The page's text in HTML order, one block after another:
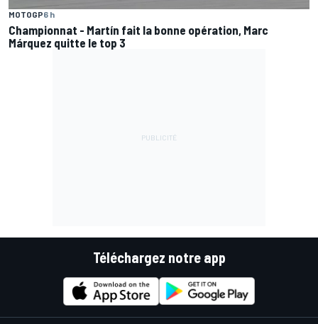
MOTOGP6 h
Championnat - Martín fait la bonne opération, Marc
Márquez quitte le top 3
Téléchargez notre app